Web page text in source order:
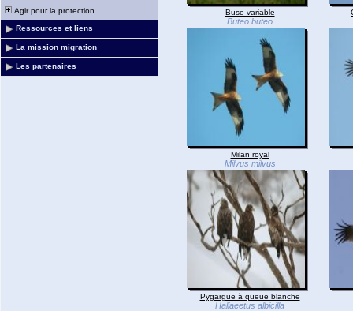
Agir pour la protection
Ressources et liens
La mission migration
Les partenaires
Buse variable
Buteo buteo
Milan royal
Milvus milvus
Pygargue à queue blanche
Haliaeetus albicilla